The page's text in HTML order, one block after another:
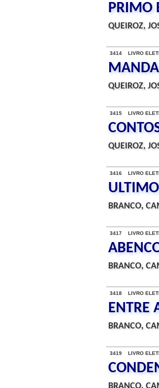
PRIMO
QUEIROZ,
3414 LIVRO
QUEIROZ,
3415 LIVRO
QUEIROZ,
3416 LIVRO
BRANCO,
3417 LIVRO
BRANCO,
3418 LIVRO
ENTRE
BRANCO,
3419 LIVRO